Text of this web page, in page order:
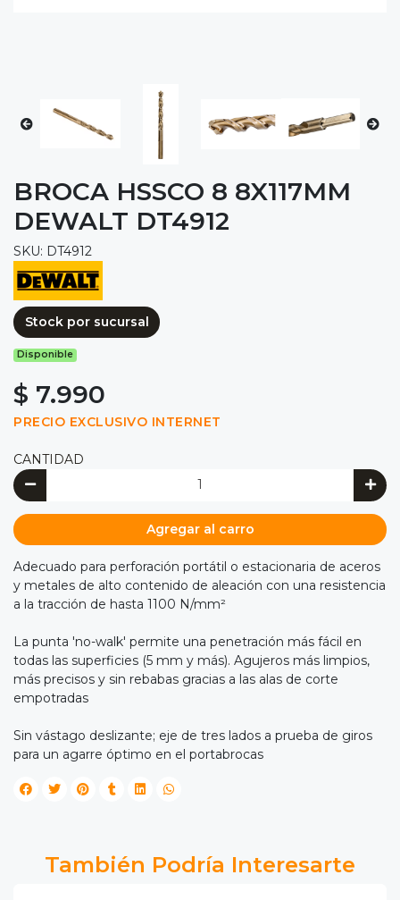
BROCA HSSCO 8 8X117MM
DEWALT DT4912
SKU: DT4912
Stock por sucursal
Disponible
$ 7.990
PRECIO EXCLUSIVO INTERNET
CANTIDAD
Agregar al carro
Adecuado para perforación portátil o estacionaria de aceros
y metales de alto contenido de aleación con una resistencia
a la tracción de hasta 1100 N/mm²
La punta 'no-walk' permite una penetración más fácil en
todas las superficies (5 mm y más). Agujeros más limpios,
más precisos y sin rebabas gracias a las alas de corte
empotradas
Sin vástago deslizante; eje de tres lados a prueba de giros
para un agarre óptimo en el portabrocas
También Podría Interesarte